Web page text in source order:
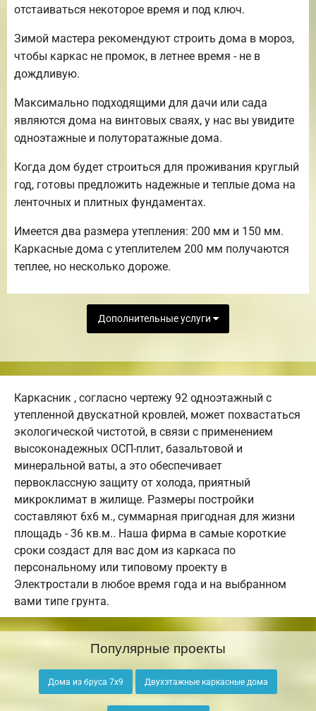
отстаиваться некоторое время и под ключ.
Зимой мастера рекомендуют строить дома в мороз,
чтобы каркас не промок, в летнее время - не в
дождливую.
Максимально подходящими для дачи или сада
являются дома на винтовых сваях, у нас вы увидите
одноэтажные и полуторатажные дома.
Когда дом будет строиться для проживания круглый
год, готовы предложить надежные и теплые дома на
ленточных и плитных фундаментах.
Имеется два размера утепления: 200 мм и 150 мм.
Каркасные дома с утеплителем 200 мм получаются
теплее, но несколько дороже.
Дополнительные услуги
Каркасник , согласно чертежу 92 одноэтажный с
утепленной двускатной кровлей, может похвастаться
экологической чистотой, в связи с применением
высоконадежных ОСП-плит, базальтовой и
минеральной ваты, а это обеспечивает
первоклассную защиту от холода, приятный
микроклимат в жилище. Размеры постройки
составляют 6х6 м., суммарная пригодная для жизни
площадь - 36 кв.м.. Наша фирма в самые короткие
сроки создаст для вас дом из каркаса по
персональному или типовому проекту в
Электростали в любое время года и на выбранном
вами типе грунта.
Популярные проекты
Дома из бруса 7х9 Двухэтажные каркасные дома